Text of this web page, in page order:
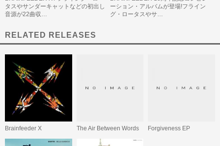
タスやサンダーキャットなどの初出し
音源が22曲収…
ーション・アルバムが登場!フライン
グ・ロータスやサ…
RELATED RELEASES
Brainfeeder X The Air Between Words Forgiveness EP